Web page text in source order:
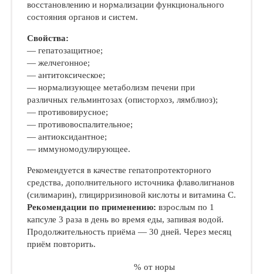
восстановлению и нормализации функционального
состояния органов и систем.
Свойства:
— гепатозащитное;
— желчегонное;
— антитоксическое;
— нормализующее метаболизм печени при
различных гельминтозах (описторхоз, лямблиоз);
— противовирусное;
— противовоспалительное;
— антиоксидантное;
— иммуномодулирующее.
Рекомендуется в качестве гепатопротекторного
средства, дополнительного источника флаволигнанов
(силимарин), глицирризиновой кислоты и витамина С.
Рекомендации по применению: взрослым по 1
капсуле 3 раза в день во время еды, запивая водой.
Продолжительность приёма — 30 дней. Через месяц
приём повторить.
% от норы